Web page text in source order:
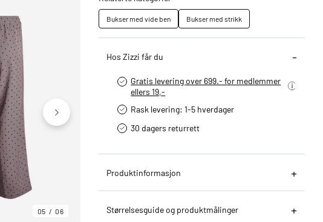
05 06 06
Bukser med vide ben Bukser med strikk
Hos Zizzi får du
Gratis levering over 699.- for medlemmer
ellers 19,-
Rask levering: 1-5 hverdager
30 dagers returrett
Produktinformasjon
Størrelsesguide og produktmålinger